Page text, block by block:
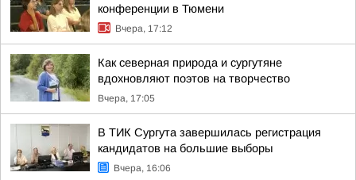
конференции в Тюмени
Вчера, 17:12
Как северная природа и сургутяне
вдохновляют поэтов на творчество
Вчера, 17:05
В ТИК Сургута завершилась регистрация
кандидатов на большие выборы
Вчера, 16:06